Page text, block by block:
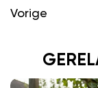
Vorige